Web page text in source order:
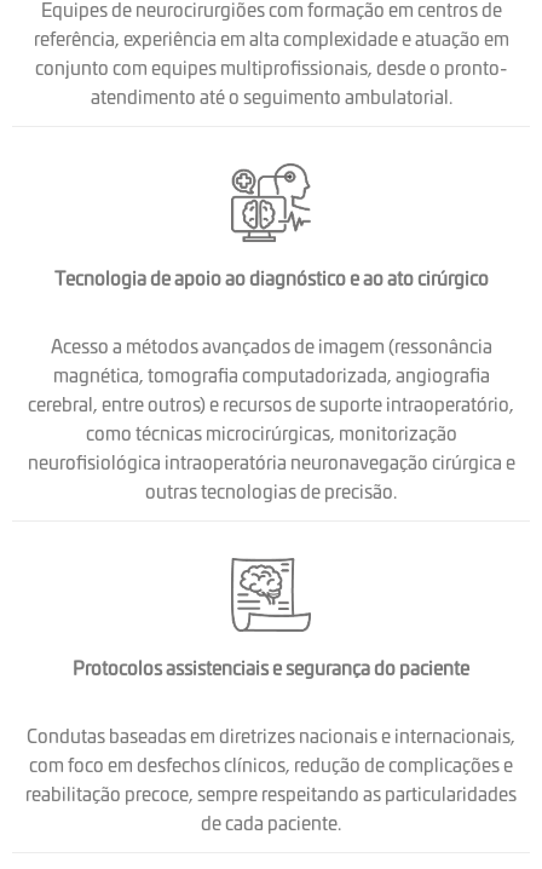
Equipes de neurocirurgiões com formação em centros de
referência, experiência em alta complexidade e atuação em
conjunto com equipes multiprofissionais, desde o pronto-
atendimento até o seguimento ambulatorial.
Tecnologia de apoio ao diagnóstico e ao ato cirúrgico
Acesso a métodos avançados de imagem (ressonância
magnética, tomografia computadorizada, angiografia
cerebral, entre outros) e recursos de suporte intraoperatório,
como técnicas microcirúrgicas, monitorização
neurofisiológica intraoperatória neuronavegação cirúrgica e
outras tecnologias de precisão.
Protocolos assistenciais e segurança do paciente
Condutas baseadas em diretrizes nacionais e internacionais,
com foco em desfechos clínicos, redução de complicações e
reabilitação precoce, sempre respeitando as particularidades
de cada paciente.